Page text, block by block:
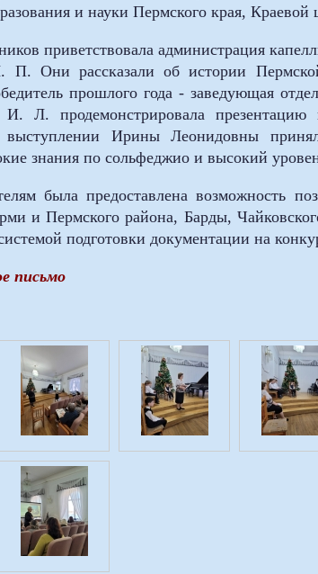
и науки Пермского края, Краевой
приветствовала администрация
Они рассказали об истории
прошлого года - заведующая
Л. продемонстрировала
Ирины Леонидовны
знания по сольфеджио и высокий
была предоставлена возможность
и Пермского района, Барды,
подготовки документации на
письмо